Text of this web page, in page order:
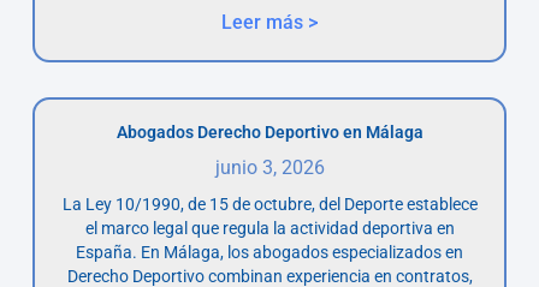
Leer más >
Abogados Derecho Deportivo en Málaga
junio 3, 2026
La Ley 10/1990, de 15 de octubre, del Deporte establece
el marco legal que regula la actividad deportiva en
España. En Málaga, los abogados especializados en
Derecho Deportivo combinan experiencia en contratos,